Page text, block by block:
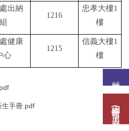
網路報名(填表)系統
出納
組
1216
忠孝大樓1
樓
健康
心
1215
信義大樓1
樓
生手冊.pdf